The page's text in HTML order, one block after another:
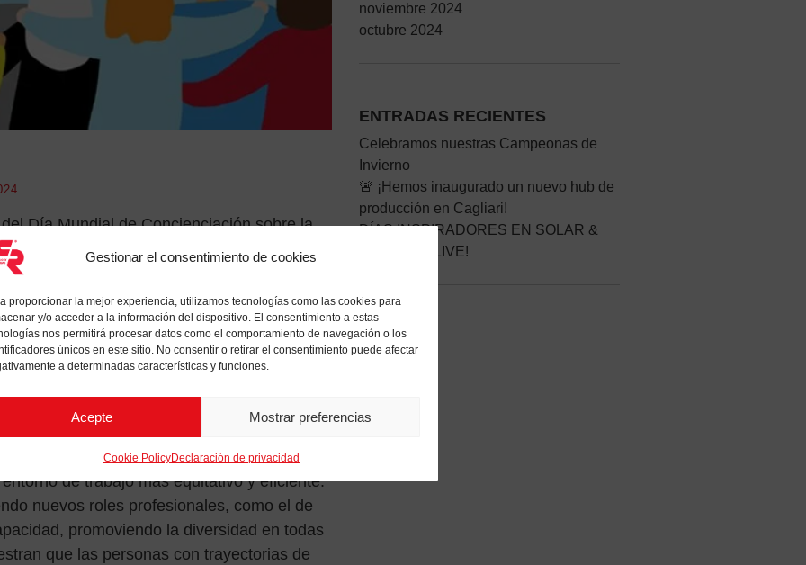
Gestionar el consentimiento de cookies
proporcionar la mejor experiencia, utilizamos tecnologías como las cookies para
y/o acceder a la información del dispositivo. El consentimiento a estas
nos permitirá procesar datos como el comportamiento de navegación o los
únicos en este sitio. No consentir o retirar el consentimiento puede afectar
a determinadas características y funciones.
Acepte Mostrar preferencias
Cookie PolicyDeclaración de privacidad
Día Mundial de Concienciación sobre la
desea reafirmar la importancia de la
en el lugar de trabajo. Nuestro
recientemente en el seminario web
por Fondazione Human Age Institute
y otras formas de neurodiversidad
en lugar de limitaciones.
por proporcionar herramientas y
con discapacidades expresar
herramientas pueden beneficiar a toda la
de trabajo más equitativo y eficiente.
nuevos roles profesionales, como el de
promoviendo la diversidad en todas
que las personas con trayectorias de
noviembre 2024
octubre 2024
ENTRADAS RECIENTES
Celebramos nuestras Campeonas de
Invierno
🚨 ¡Hemos inaugurado un nuevo hub de
producción en Cagliari!
DÍAS INSPIRADORES EN SOLAR &
STORAGE LIVE!